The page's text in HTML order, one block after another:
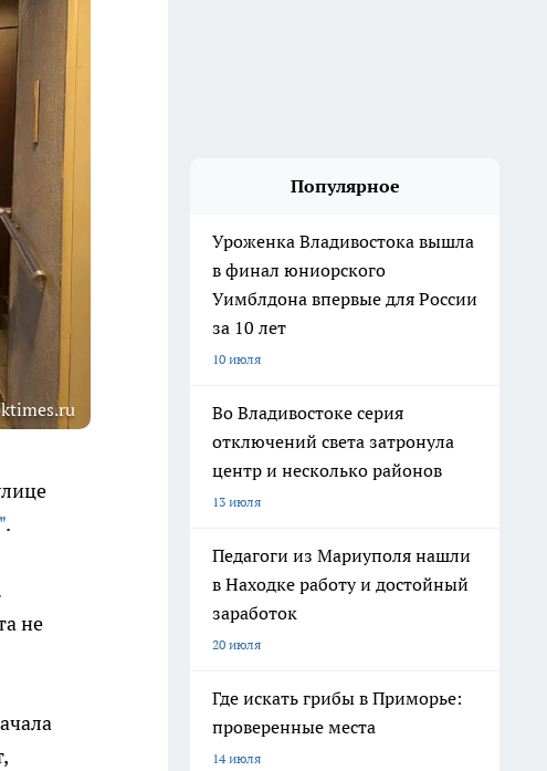
.
не
Популярное
Уроженка Владивостока вышла
в финал юниорского
Уимблдона впервые для России
за 10 лет
10 июля
Во Владивостоке серия
отключений света затронула
центр и несколько районов
13 июля
Педагоги из Мариуполя нашли
в Находке работу и достойный
заработок
20 июля
Где искать грибы в Приморье:
проверенные места
14 июля